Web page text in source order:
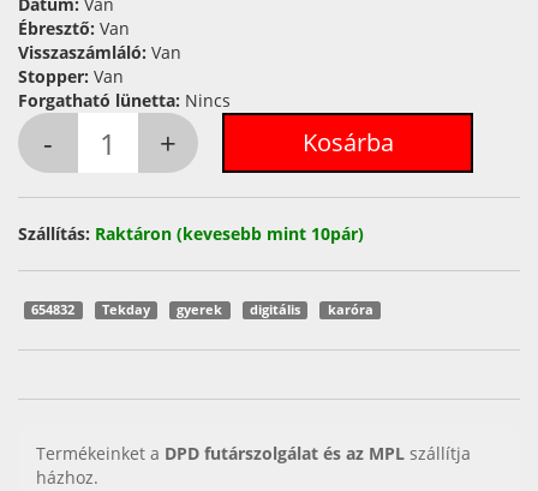
Ébresztő: Van
Visszaszámláló: Van
Stopper: Van
Forgatható lünetta: Nincs
Szállítás: Raktáron (kevesebb mint 10pár)
654832 Tekday gyerek digitális karóra
Termékeinket a DPD futárszolgálat és az MPL szállítja
házhoz.